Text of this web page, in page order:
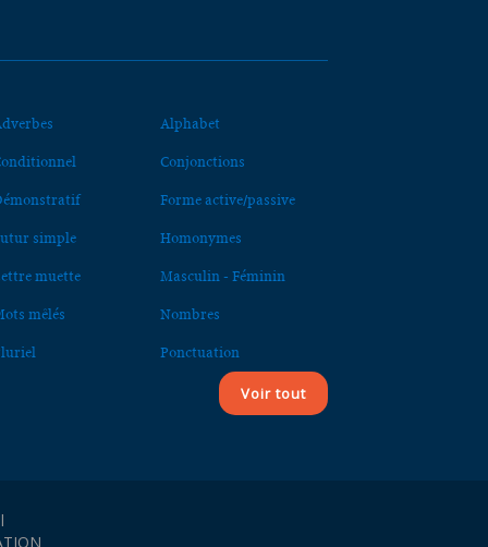
Alphabet
Conjonctions
Forme active/passive
simple Homonymes
muette Masculin - Féminin
mêlés Nombres
Ponctuation
Voir tout